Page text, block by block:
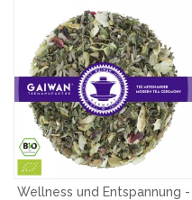
Wellness und Entspannung -